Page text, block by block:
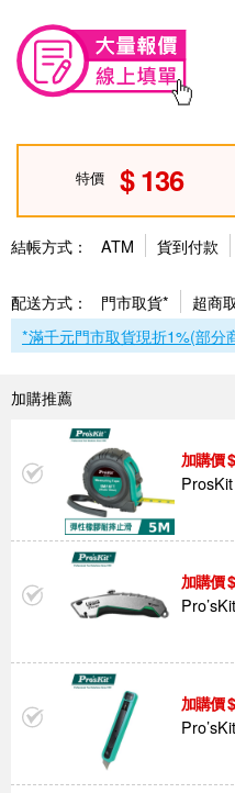
特價 136
結帳方式： ATM 貨到付款
配送方式： 門市取貨* 超商
*滿千元門市取貨現折1%(部分
加購推薦